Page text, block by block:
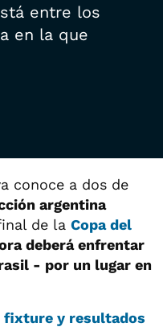
entre los
en la que
conoce a dos de
argentina
de la Copa del
deberá enfrentar
- por un lugar en
fixture y resultados